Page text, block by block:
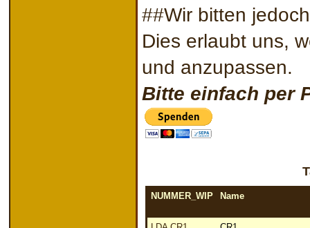
##Wir bitten
Dies erlaubt uns,
und anzupassen.
Bitte einfach per
NUMMER_WIP Name